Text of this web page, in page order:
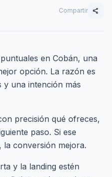
Compartir share
en Cobán, una
opción. La razón es
y una intención más
precisión qué ofreces,
paso. Si ese
la conversión mejora.
y la landing estén